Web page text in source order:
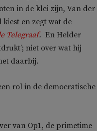
in de klei zijn, Van der
en zegt wat de
Telegraaf. En Helder
niet over wat hij
daarbij.
rol in de democratische
van Op1, de primetime